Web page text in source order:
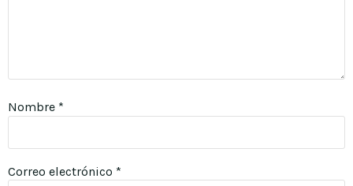
Nombre *
Correo electrónico *